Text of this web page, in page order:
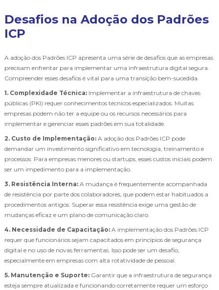
Desafios na Adoção dos Padrões
ICP
A adoção dos Padrões ICP apresenta uma série de desafios que as empresas
precisam enfrentar para implementar uma infraestrutura digital segura.
Compreender esses desafios é vital para uma transição bem-sucedida.
1. Complexidade Técnica: Implementar a infraestrutura de chaves
públicas (PKI) requer conhecimentos técnicos especializados. Muitas
empresas podem não ter a equipe ou os recursos necessários para
implementar e gerenciar esses padrões em sua totalidade.
2. Custo de Implementação: A adoção dos Padrões ICP pode
demandar um investimento significativo em tecnologia, treinamento e
processos. Para empresas menores ou startups, esses custos iniciais podem
ser um impedimento para a implementação.
3. Resistência Interna: A mudança é frequentemente acompanhada
de resistência por parte dos colaboradores, que podem estar habituados a
procedimentos antigos. Superar essa resistência exige uma gestão de
mudanças eficaz e um plano de comunicação claro.
4. Necessidade de Capacitação: A implementação dos Padrões ICP
requer que funcionários sejam capacitados em princípios de segurança
digital e no uso de novas ferramentas. Isso pode ser um desafio,
especialmente em empresas com alta rotatividade de pessoal.
5. Manutenção e Suporte: Garantir que a infraestrutura de segurança
esteja sempre atualizada e funcionando corretamente requer um esforço